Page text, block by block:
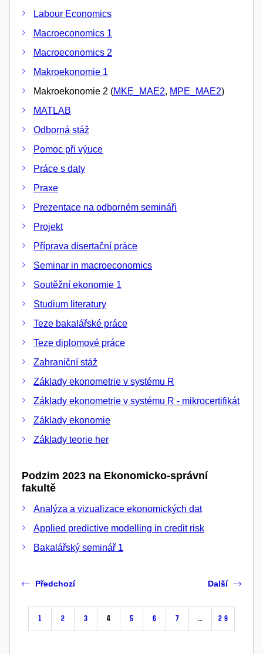
Labour Economics
Macroeconomics 1
Macroeconomics 2
Makroekonomie 1
Makroekonomie 2 (MKE_MAE2, MPE_MAE2)
MATLAB
Odborná stáž
Pomoc při výuce
Práce s daty
Praxe
Prezentace na odborném semináři
Projekt
Příprava disertační práce
Seminar in macroeconomics
Soutěžní ekonomie 1
Studium literatury
Teze bakalářské práce
Teze diplomové práce
Zahraniční stáž
Základy ekonometrie v systému R
Základy ekonometrie v systému R - mikrocertifikát
Základy ekonomie
Základy teorie her
Podzim 2023 na Ekonomicko-správní
fakultě
Analýza a vizualizace ekonomických dat
Applied predictive modelling in credit risk
Bakalářský seminář 1
Předchozí
1 2 3 4 5 6 7 … 29
Další